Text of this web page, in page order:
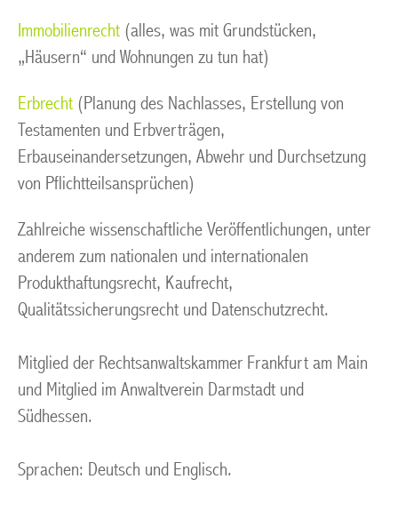
Immobilienrecht (alles, was mit Grundstücken,
„Häusern“ und Wohnungen zu tun hat)
Erbrecht (Planung des Nachlasses, Erstellung von
Testamenten und Erbverträgen,
Erbauseinandersetzungen, Abwehr und Durchsetzung
von Pflichtteilsansprüchen)
Zahlreiche wissenschaftliche Veröffentlichungen, unter
anderem zum nationalen und internationalen
Produkthaftungsrecht, Kaufrecht,
Qualitätssicherungsrecht und Datenschutzrecht.
Mitglied der Rechtsanwaltskammer Frankfurt am Main
und Mitglied im Anwaltverein Darmstadt und
Südhessen.
Sprachen: Deutsch und Englisch.